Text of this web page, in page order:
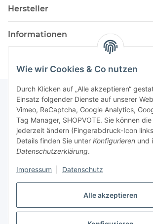
Alle akzeptieren
Wie wir Cookies & Co nutzen
Durch Klicken auf „Alle akzeptieren“
Einsatz folgender Dienste auf unserer
Vimeo, ReCaptcha, Google Analytics,
Tag Manager, SHOPVOTE. Sie können
jederzeit ändern (Fingerabdruck-Icon
Details finden Sie unter Konfigurieren und
Datenschutzerklärung.
Impressum Datenschutz
Hersteller
Informationen
Newsletter
Bitte senden Sie mir
Datenschutzerklärungregelmäßig und
Informationen zu Ihrem
Newsletter Abonnieren